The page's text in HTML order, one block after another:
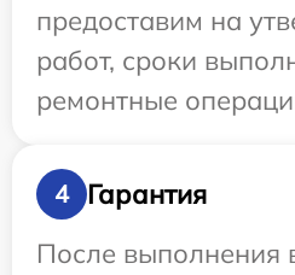
предоставим на
работ, сроки
ремонтные
4
Гарантия
После выполнения